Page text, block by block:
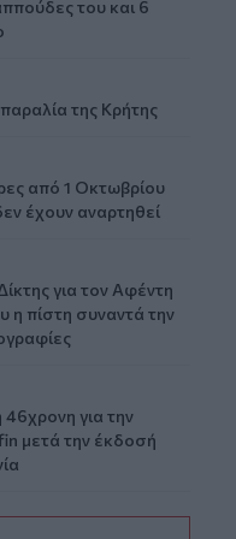
του και 6
της Κρήτης
από 1 Οκτωβρίου
έχουν αναρτηθεί
για τον Αφέντη
η πίστη συναντά την
46χρονη για την
μετά την έκδοσή